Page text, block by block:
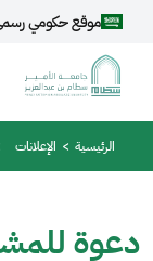
تجاوز إلى المحتوى الرئيسي
موقع حكومي رسمي
مسار التنقل
الرئيسية الإعلانات
دعوة